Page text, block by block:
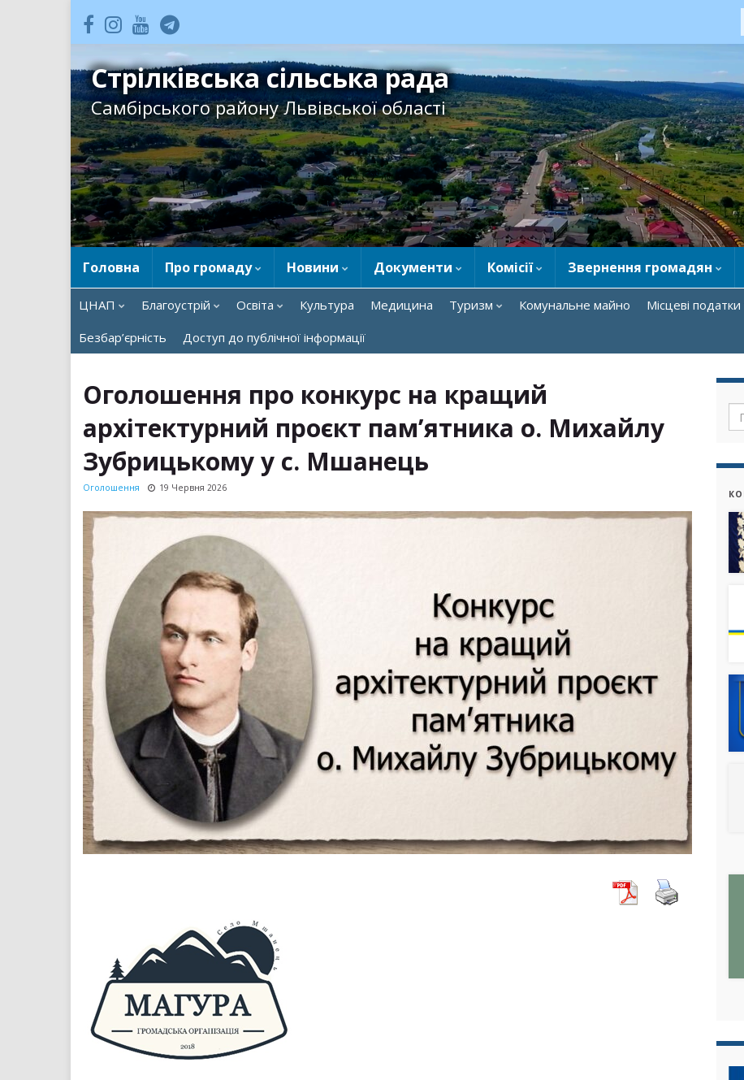
Стрілківська сільська рада
Самбірського району Львівської області
Головна Про громаду Новини Документи Комісії Звернення громадян
ЦНАП Благоустрій Освіта Культура Медицина Туризм Комунальне майно Місцеві
Безбар’єрність
Доступ до публічної інформації
Оголошення про конкурс на кращий
архітектурний проєкт пам’ятника о. Михайлу
Зубрицькому у с. Мшанець
Оголошення 19 Червня 2026